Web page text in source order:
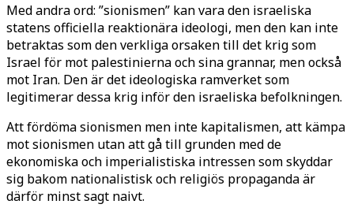
Med andra ord: ”sionismen” kan vara den israeliska
statens officiella reaktionära ideologi, men den kan inte
betraktas som den verkliga orsaken till det krig som
Israel för mot palestinierna och sina grannar, men också
mot Iran. Den är det ideologiska ramverket som
legitimerar dessa krig inför den israeliska befolkningen.
Att fördöma sionismen men inte kapitalismen, att kämpa
mot sionismen utan att gå till grunden med de
ekonomiska och imperialistiska intressen som skyddar
sig bakom nationalistisk och religiös propaganda är
därför minst sagt naivt.